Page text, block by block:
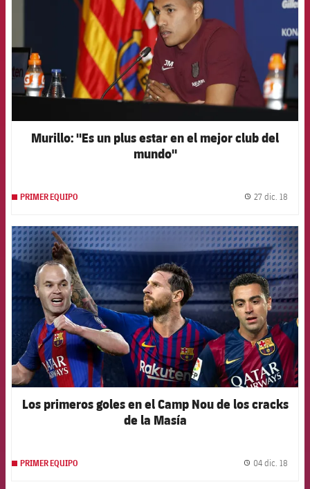
Murillo: "Es un plus estar en el mejor club del
mundo"
PRIMER EQUIPO 27 dic. 18
FCB Barcelona badge
Los primeros goles en el Camp Nou de los cracks
de la Masía
PRIMER EQUIPO 04 dic. 18